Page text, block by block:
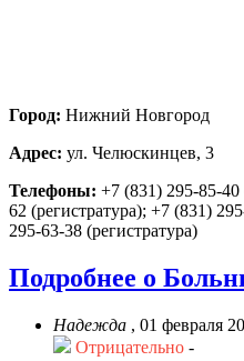
Город: Нижний Новгород
Адрес: ул. Челюскинцев, 3
Телефоны: +7 (831) 295-85-
62 (регистратура); +7 (831)
295-63-38 (регистратура)
Подробнее о
Надежда , 01 февраля
Отрицательно -